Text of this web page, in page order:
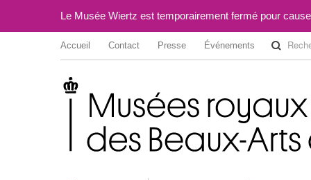
Le Musée Wiertz est temporairement fermé pour
Accueil Contact Presse Événements